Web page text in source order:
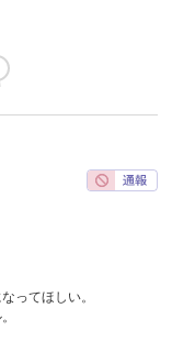
ってほしい。